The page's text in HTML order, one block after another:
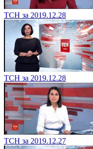
ТСН за 2019.12.28
ТСН за 2019.12.28
ТСН за 2019.12.27